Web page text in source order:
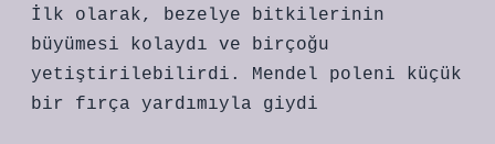
İlk olarak, bezelye bitkilerinin
büyümesi kolaydı ve birçoğu
yetiştirilebilirdi. Mendel poleni küçük
bir fırça yardımıyla giydi